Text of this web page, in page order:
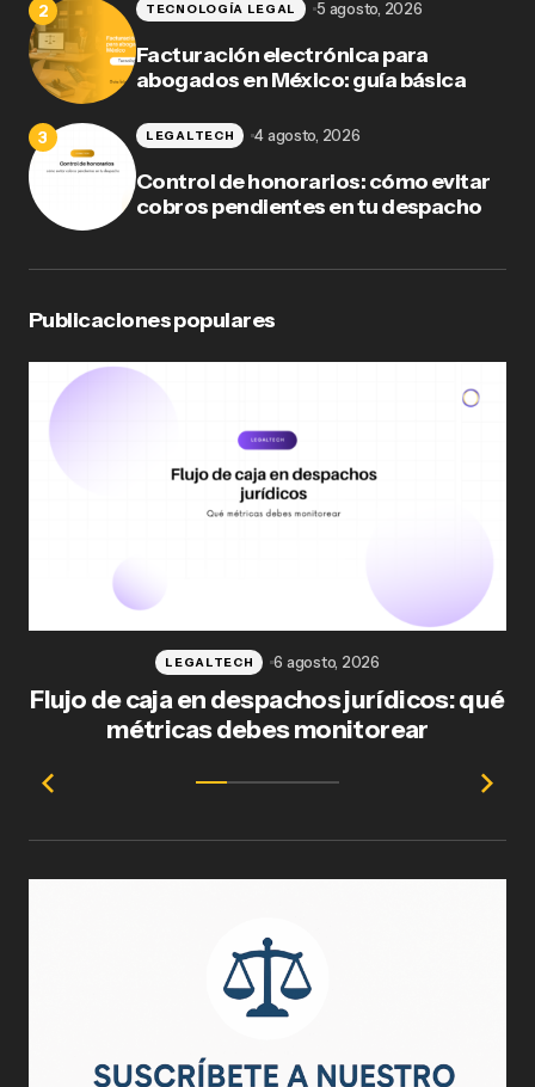
Facturación electrónica para
abogados en México: guía básica
TECNOLOGÍA LEGAL 5 agosto, 2026
Control de honorarios: cómo evitar
cobros pendientes en tu despacho
LEGALTECH 4 agosto, 2026
Publicaciones populares
Flujo de caja en despachos jurídicos: qué
métricas debes monitorear
LEGALTECH 6 agosto, 2026